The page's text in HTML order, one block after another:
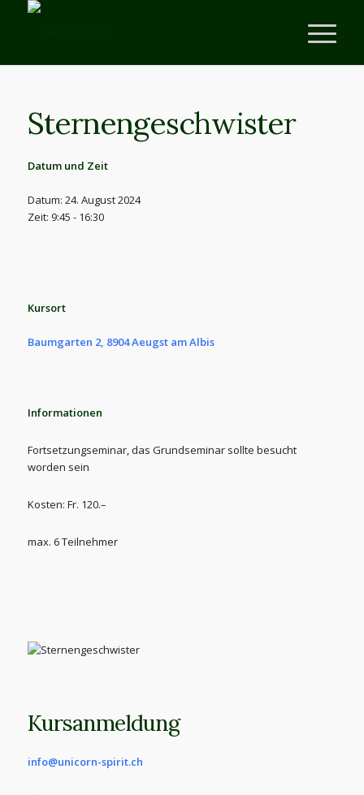
Sternengeschwister
Datum und Zeit
Datum: 24. August 2024
Zeit: 9:45 - 16:30
Kursort
Baumgarten 2, 8904 Aeugst am Albis
Informationen
Fortsetzungseminar, das Grundseminar sollte besucht
worden sein
Kosten: Fr. 120.–
max. 6 Teilnehmer
Kursanmeldung
info@unicorn-spirit.ch